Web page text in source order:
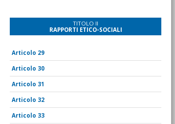
TITOLO II
RAPPORTI ETICO-SOCIALI
29
30
31
32
33